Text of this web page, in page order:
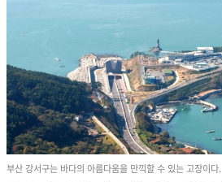
부산 강서구는 바다의 아름다움을 만끽할 수 있는 고장이다.